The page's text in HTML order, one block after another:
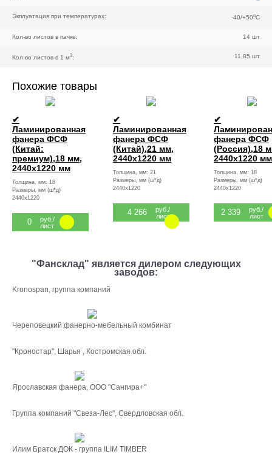
Экплуатация при температурах: -40/+50oC
Кол-во листов в пачке: 14 шт
Кол-во листов в 1 м3: 11,85 шт
Похожие товары
✔
Ламинированная
фанера ФСФ
(Китай:
премиум),18 мм,
2440x1220 мм
Толщина, мм: 18
Размеры, мм (ш*д)
2440x1220
0
руб./
лист
✔
Ламинированная
фанера ФСФ
(Китай),21 мм,
2440x1220 мм
Толщина, мм: 21
Размеры, мм (ш*д)
2440x1220
4 266
руб./
лист
✔
фанера ФСФ
(Россия),18
2440x1220 мм
Толщина, мм: 18
Размеры, мм (ш*д)
2440x1220
2 339
руб./
лист
"Фансклад" является дилером следующих
заводов:
Kronospan, группа компаний
Череповецкий фанерно-мебельный комбинат
"Кроностар", Шарья , Костромская обл.
Ярославская фанера, ООО "Сангира+"
Группа компаний "Свеза-Лес", Свердловская обл.
Илим Братск ДОК - группа ILIM TIMBER